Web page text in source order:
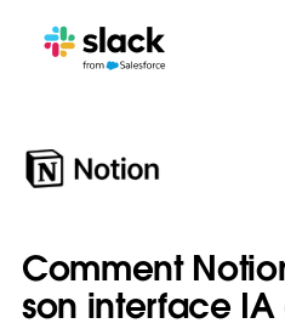
Comment
son interface IA